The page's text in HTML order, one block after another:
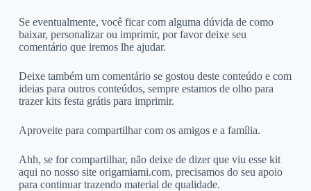
Se eventualmente, você ficar com alguma dúvida de como
baixar, personalizar ou imprimir, por favor deixe seu
comentário que iremos lhe ajudar.
Deixe também um comentário se gostou deste conteúdo e com
ideias para outros conteúdos, sempre estamos de olho para
trazer kits festa grátis para imprimir.
Aproveite para compartilhar com os amigos e a família.
Ahh, se for compartilhar, não deixe de dizer que viu esse kit
aqui no nosso site origamiami.com, precisamos do seu apoio
para continuar trazendo material de qualidade.